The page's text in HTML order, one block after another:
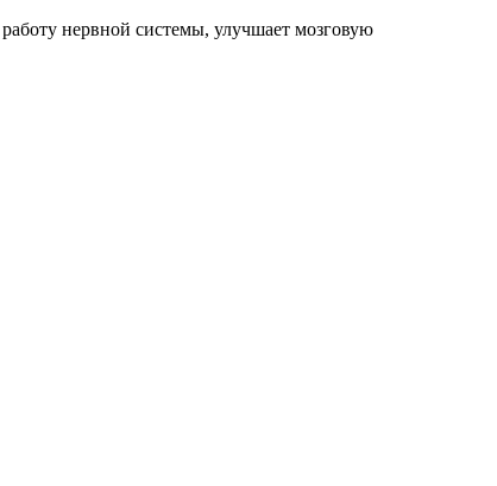
нервной системы, улучшает мозговую